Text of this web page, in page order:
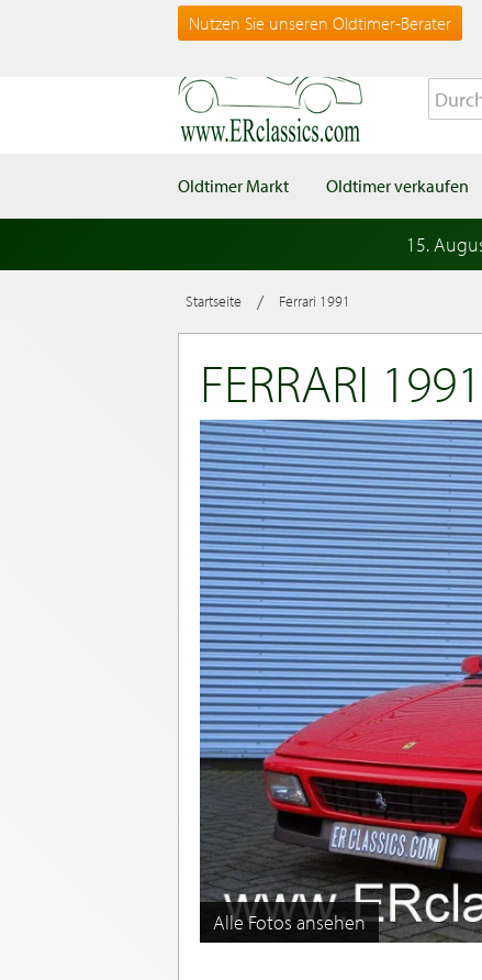
Nutzen Sie unseren Oldtimer-Berater
Oldtimer Markt Oldtimer verkaufen
15.
Startseite / Ferrari 1991
FERRARI 1991
Alle Fotos ansehen